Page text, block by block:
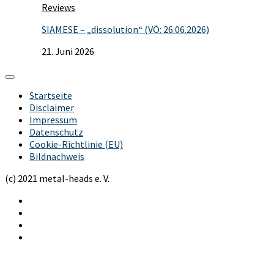
Reviews
SIAMESE – „dissolution“ (VÖ: 26.06.2026)
21. Juni 2026
Startseite
Disclaimer
Impressum
Datenschutz
Cookie-Richtlinie (EU)
Bildnachweis
(c) 2021 metal-heads e. V.